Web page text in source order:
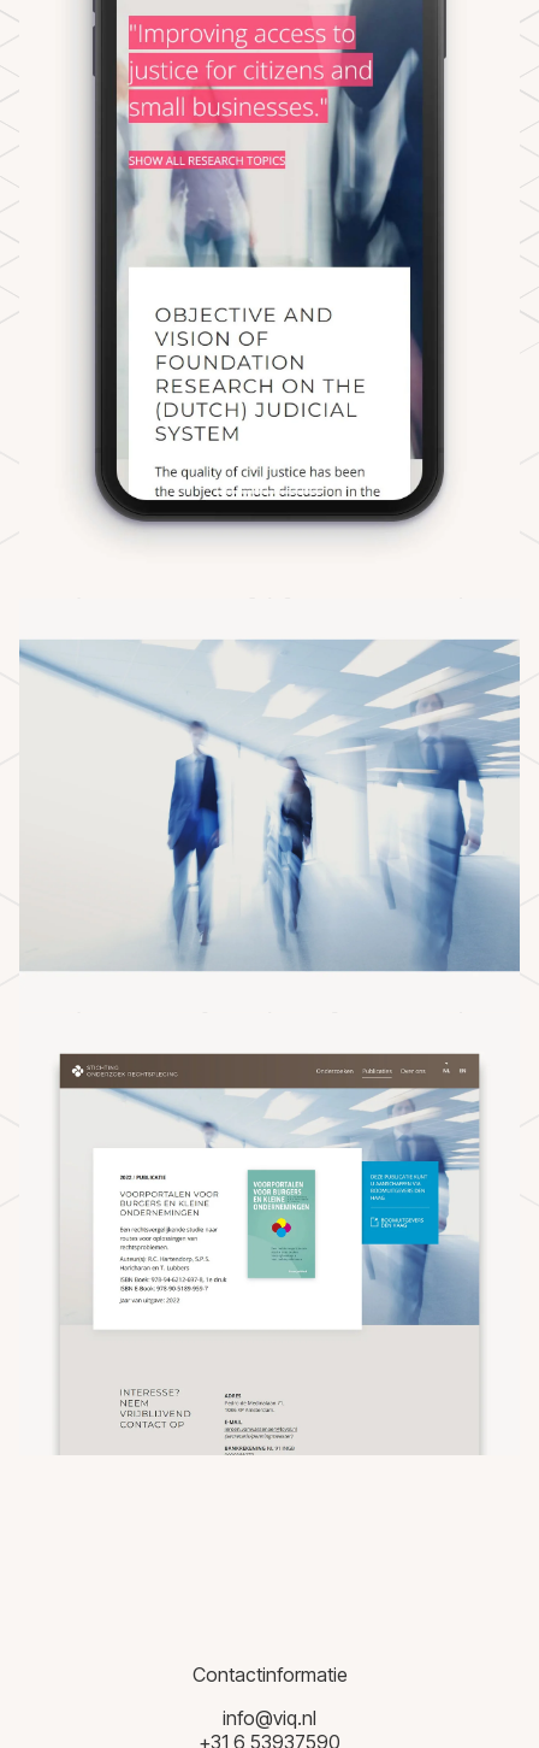
Contactinformatie
info@viq.nl
+31 6 53937590